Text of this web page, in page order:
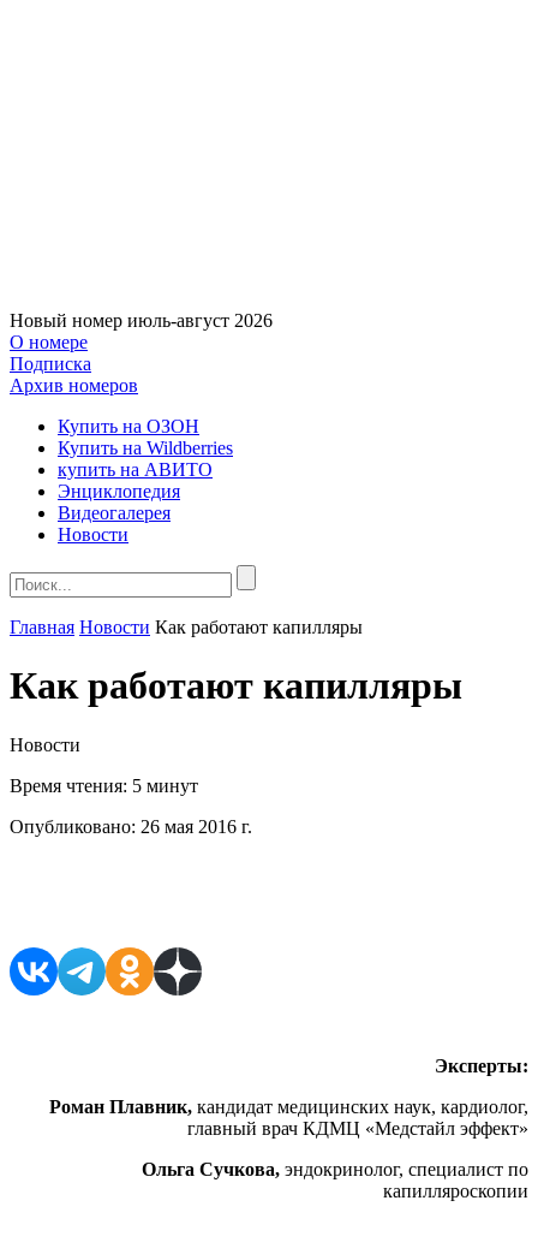
Новый номер июль-август 2026
О номере
Подписка
Архив номеров
Купить на ОЗОН
Купить на Wildberries
купить на АВИТО
Энциклопедия
Видеогалерея
Новости
Главная Новости Как работают капилляры
Как работают капилляры
Новости
Время чтения: 5 минут
Опубликовано: 26 мая 2016 г.
Эксперты:
Роман Плавник, кандидат медицинских наук, кардиолог,
главный врач КДМЦ «Медстайл эффект»
Ольга Сучкова, эндокринолог, специалист по
капилляроскопии